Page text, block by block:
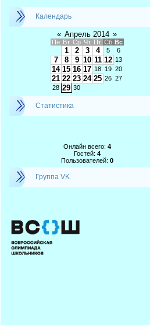
Календарь
« Апрель 2014 »
Пн Вт Ср Чт Пт Сб Вс
1 2 3 4 5 6
7 8 9 10 11 12 13
14 15 16 17 18 19 20
21 22 23 24 25 26 27
28 29 30
Статистика
Онлайн всего: 4
Гостей: 4
Пользователей: 0
Группа VK